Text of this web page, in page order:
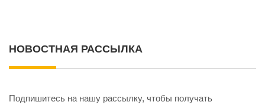
НОВОСТНАЯ РАССЫЛКА
Подпишитесь на нашу рассылку, чтобы получать